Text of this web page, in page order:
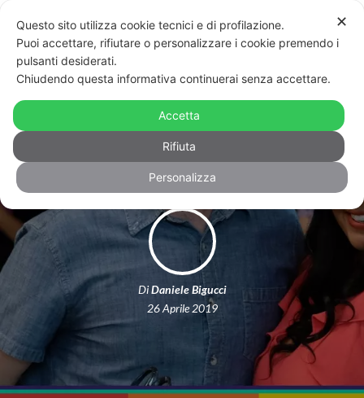
Special, gay e disabilità nella nuova
serie tv originale Netflix
DiDaniele Bigucci
26 Aprile 2019
✕
Questo sito utilizza cookie tecnici e di profilazione.
Puoi accettare, rifiutare o personalizzare i cookie premendo i
pulsanti desiderati.
Chiudendo questa informativa continuerai senza accettare.
Accetta
Rifiuta
Personalizza